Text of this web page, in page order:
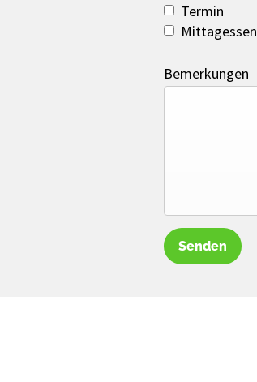
Termin
Mittagessen
Bemerkungen
Senden